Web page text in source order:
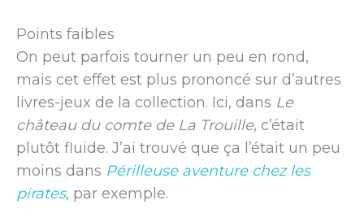
Points faibles
On peut parfois tourner un peu en rond,
mais cet effet est plus prononcé sur d’autres
livres-jeux de la collection. Ici, dans Le
château du comte de La Trouille, c’était
plutôt fluide. J’ai trouvé que ça l’était un peu
moins dans Périlleuse aventure chez les
pirates, par exemple.